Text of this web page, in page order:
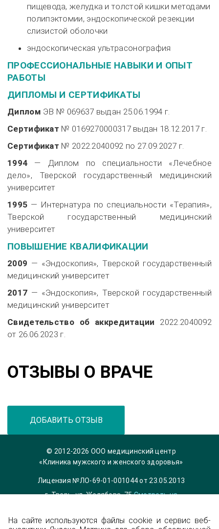
пищевода, желудка и толстой кишки методами
полипэктомии, эндоскопической резекции
слизистой оболочки
эндоскопическая ультрасонография
ПРОФЕССИОНАЛЬНЫЕ НАВЫКИ И ОПЫТ
РАБОТЫ
ДИПЛОМЫ И СЕРТИФИКАТЫ
Диплом ЭВ № 069637 выдан 25.06.1994 г.
Сертификат № 0169270000317 выдан 18.12.2017 г.
Сертификат № 2022.2040092 по 27.09.2027 г.
1994 — Диплом по специальности «Лечебное
дело», Тверской государственный медицинский
университет
1995 — Интернатура по специальности «Терапия»,
Тверской государственный медицинский
университет
ПОВЫШЕНИЕ КВАЛИФИКАЦИИ
2009 — «Эндоскопия», Тверской государственный
медицинский университет
2017 — «Эндоскопия», Тверской государственный
медицинский университет
Свидетельство об аккредитации 2022.2040092
от 26.06.2023 г.
ОТЗЫВЫ О ВРАЧЕ
ДОБАВИТЬ ОТЗЫВ
© 2012-2026 ООО медицинский центр
«Клиника мужского и женского здоровья»
Лицензия №ЛО-69-01-001044 от 23.05.2013
г. Тверь, ул. Желябова, 75Смотреть на
Телефон 8 (4822) 36-84-33,info@garmonia-
На сайте используются файлы cookie и сервис веб-